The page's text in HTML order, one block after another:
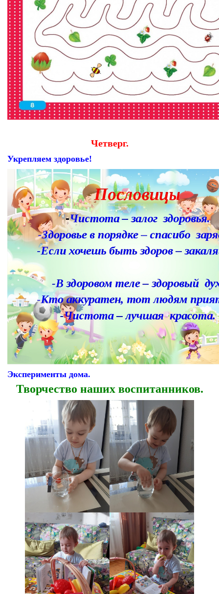
Четверг.
Укрепляем здоровье!
Эксперименты дома.
Творчество наших воспитанников.